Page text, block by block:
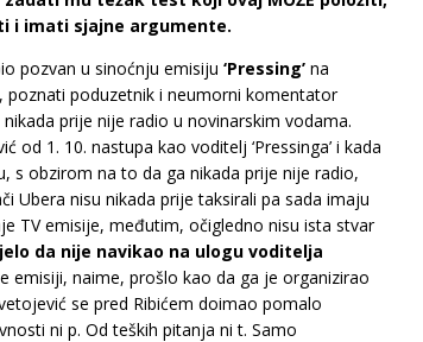
i imati sjajne argumente.
pozvan u sinoćnju emisiju ‘Pressing’ na
, poznati poduzetnik i neumorni komentator
prije nije radio u novinarskim vodama.
1. 10. nastupa kao voditelj ‘Pressinga’ i kada
s obzirom na to da ga nikada prije nije radio,
Ubera nisu nikada prije taksirali pa sada imaju
TV emisije, međutim, očigledno nisu ista stvar
da nije navikao na ulogu voditelja
emisiji, naime, prošlo kao da ga je organizirao
se pred Ribićem doimao pomalo
ni p. Od teških pitanja ni t. Samo